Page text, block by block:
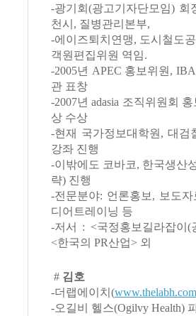
-광기회(광고기자단모임)
천시, 질병관리본부,
-에이즈퇴치연맹, 도시철도
객원편집위원 역임.
-2005년 APEC 홍보위원,
관 표창
-2007년 adasia 조직위원회
상 수상
-현재 국가정보대학원, 대검
강좌 진행
-이밖에도 코바코, 한국생산
략) 진행
-전문분야: 언론홍보, 보도
디어트레이닝 등
-저서 : <국정홍보길라잡이(
<한국의 PR산업> 외
# 김호
-더랩에이치(www.thelabh.com
-오길비 헬스(Ogilvy Health)